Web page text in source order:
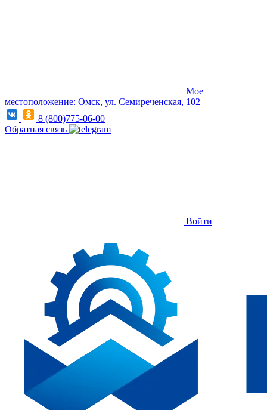
Мое
местоположение: Омск, ул. Семиреченская, 102
8 (800)775-06-00
Обратная связь
Войти